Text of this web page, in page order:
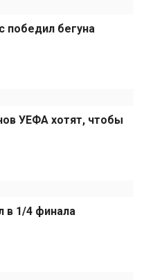
победил бегуна
УЕФА хотят, чтобы
в 1/4 финала